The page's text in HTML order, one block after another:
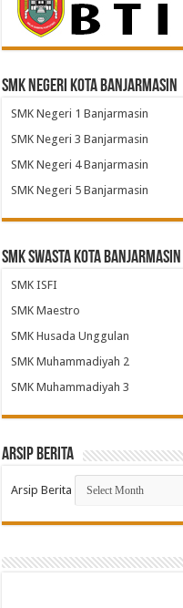
SMK Negeri Kota Banjarmasin
SMK Negeri 1 Banjarmasin
SMK Negeri 3 Banjarmasin
SMK Negeri 4 Banjarmasin
SMK Negeri 5 Banjarmasin
SMK Swasta Kota Banjarmasin
SMK ISFI
SMK Maestro
SMK Husada Unggulan
SMK Muhammadiyah 2
SMK Muhammadiyah 3
Arsip Berita
Arsip Berita